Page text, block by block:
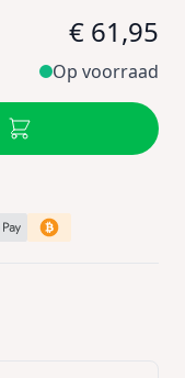
€ 61,95
Op voorraad